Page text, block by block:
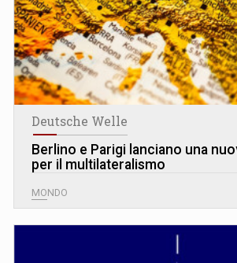
Deutsche Welle
Berlino e Parigi lanciano una
per il multilateralismo
MONDO